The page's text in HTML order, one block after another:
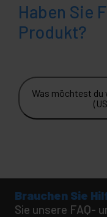
Haben Sie
Produkt?
Was möchtest du
Brauchen Sie
Sie unsere FAQ-